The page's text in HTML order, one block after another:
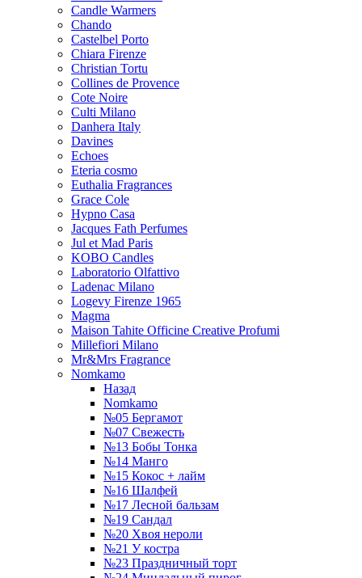
Candle Warmers
Chando
Castelbel Porto
Chiara Firenze
Christian Tortu
Collines de Provence
Cote Noire
Culti Milano
Danhera Italy
Davines
Echoes
Eteria cosmo
Euthalia Fragrances
Grace Cole
Hypno Casa
Jacques Fath Perfumes
Jul et Mad Paris
KOBO Candles
Laboratorio Olfattivo
Ladenac Milano
Logevy Firenze 1965
Magma
Maison Tahite Officine Creative Profumi
Millefiori Milano
Mr&Mrs Fragrance
Nomkamo
Назад
Nomkamo
№05 Бергамот
№07 Свежесть
№13 Бобы Тонка
№14 Манго
№15 Кокос + лайм
№16 Шалфей
№17 Лесной бальзам
№19 Сандал
№20 Хвоя нероли
№21 У костра
№23 Праздничный торт